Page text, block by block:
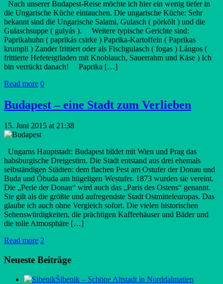
Nach unserer Budapest-Reise möchte ich hier ein wenig tiefer in
die Ungarische Küche eintauchen. Die ungarische Küche: Sehr
bekannt sind die Ungarische Salami, Gulasch ( pörkölt ) und die
Gulaschsuppe ( gulyás ). Weitere typische Gerichte sind:
Paprikahuhn ( paprikás csirke ) Paprika-Kartoffeln ( Paprikas
krumpli ) Zander frittiert oder als Fischgulasch ( fogas ) Lángos (
frittierte Hefeteigfladen mit Knoblauch, Sauerrahm und Käse ) Ich
bin verrückt danach! Paprika […]
Read more 0
Budapest – eine Stadt zum Verlieben
15. Juni 2015 at 21:38
Ungarns Hauptstadt: Budapest bildet mit Wien und Prag das
habsburgische Dreigestirn. Die Stadt entstand aus drei ehemals
selbständigen Städten: dem flachen Pest am Ostufer der Donau und
Buda und Óbuda am hügeligen Westufer. 1873 wurden sie vereint.
Die „Perle der Donau“ wird auch das „Paris des Ostens“ genannt.
Sie gilt als die größte und aufregendste Stadt Ostmitteleuropas. Das
glaube ich auch ohne Vergleich sofort. Die vielen historischen
Sehenswürdigkeiten, die prächtigen Kaffeehäuser und Bäder und
die tolle Atmosphäre […]
Read more 2
Neueste Beiträge
Šibenik – Schöne Altstadt in Norddalmatien